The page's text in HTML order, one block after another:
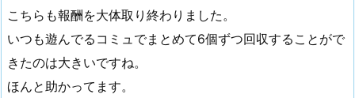
こちらも報酬を大体取り終わりました。
いつも遊んでるコミュでまとめて6個ずつ回収することがで
きたのは大きいですね。
ほんと助かってます。